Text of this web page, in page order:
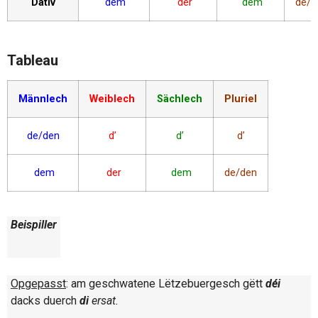
Dativ dem der dem de/
Tableau
Männlech Weiblech Sächlech Pluriel
de/den d’ d’ d’
dem der dem de/den
Beispiller
Opgepasst: am geschwatene Lëtzebuergesch gëtt déi
dacks duerch diersat.